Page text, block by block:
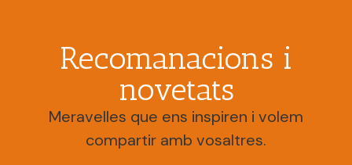
Recomanacions i
novetats
Meravelles que ens inspiren i volem
compartir amb vosaltres.